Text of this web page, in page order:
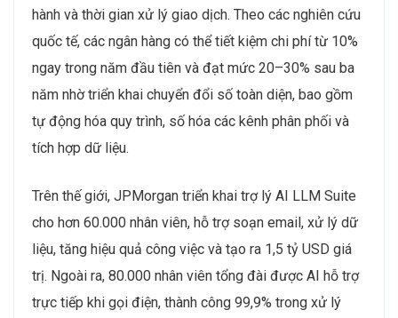
hành và thời gian xử lý giao dịch. Theo các nghiên cứu
quốc tế, các ngân hàng có thể tiết kiệm chi phí từ 10%
ngay trong năm đầu tiên và đạt mức 20–30% sau ba
năm nhờ triển khai chuyển đổi số toàn diện, bao gồm
tự động hóa quy trình, số hóa các kênh phân phối và
tích hợp dữ liệu.
Trên thế giới, JPMorgan triển khai trợ lý AI LLM Suite
cho hơn 60.000 nhân viên, hỗ trợ soạn email, xử lý dữ
liệu, tăng hiệu quả công việc và tạo ra 1,5 tỷ USD giá
trị. Ngoài ra, 80.000 nhân viên tổng đài được AI hỗ trợ
trực tiếp khi gọi điện, thành công 99,9% trong xử lý